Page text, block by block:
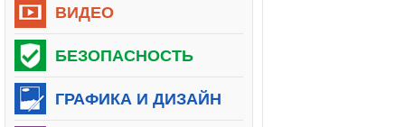
ВИДЕО
БЕЗОПАСНОСТЬ
ГРАФИКА И ДИЗАЙН